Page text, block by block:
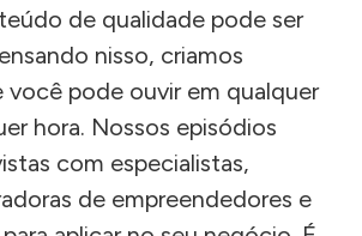
de qualidade pode ser
nisso, criamos
você pode ouvir em qualquer
hora. Nossos episódios
com especialistas,
de empreendedores e